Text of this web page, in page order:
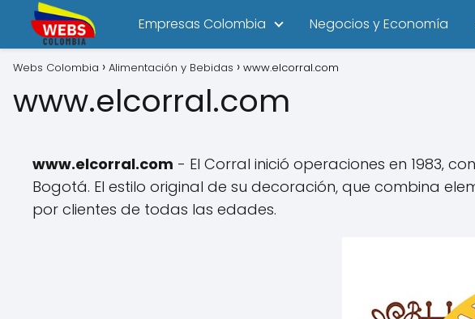
Empresas Colombia Negocios y Economía
Webs Colombia Alimentación y Bebidas www.elcorral.com
www.elcorral.com
www.elcorral.com - El Corral inició operaciones en 1983‚
Bogotá. El estilo original de su decoración, que combina
por clientes de todas las edades.